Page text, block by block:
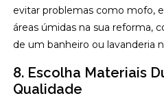
evitar problemas como mofo,
áreas úmidas na sua reforma,
de um banheiro ou lavanderia
8. Escolha Materiais
Qualidade